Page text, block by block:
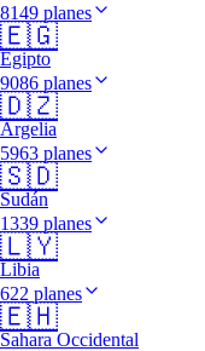
8149 planes
🇪🇬
Egipto
9086 planes
🇩🇿
Argelia
5963 planes
🇸🇩
Sudán
1339 planes
🇱🇾
Libia
622 planes
🇪🇭
Sahara Occidental